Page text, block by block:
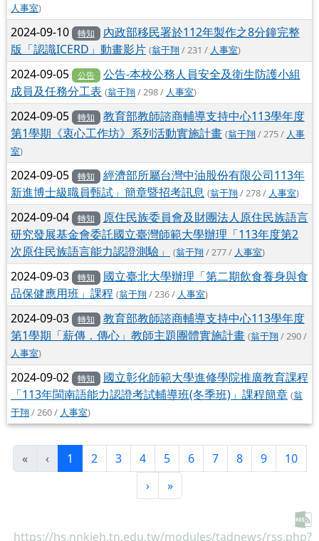
人事室)
2024-09-10 轉知
內政部移民署於112年製作之8分鐘完整
版「認識ICERD」動畫影片 (翁于翔 / 231 / 人事室)
2024-09-05 公告
公告-本校公務人員安全及衛生防護小組
成員及任務分工表 (翁于翔/ 298 / 人事室)
2024-09-05 轉知
教育部教師諮商輔導支持中心113學年度
第1學期《衷心工作坊》系列活動實施計畫 (翁于翔 / 275 / 人事
室)
2024-09-05 轉知
經濟部所屬台灣中油股份有限公司113年
新進博士級職員甄試」簡章暨招考訊息 (翁于翔/ 278 / 人事室)
2024-09-04 轉知
原住民族委員會及財團法人原住民族語言
研究發展基金會委託國立臺灣師範大學辦理「113年度第2
次原住民族語言能力認證測驗」
(翁于翔 / 277 / 人事室)
2024-09-03 轉知
國立臺北大學辦理「第二期飲食養身與食
品保健應用班」課程 (翁于翔/ 236 / 人事室)
2024-09-03 轉知
教育部教師諮商輔導支持中心113學年度
第1學期「薪傳．傳心」教師主題團體實施計畫 (翁于翔 / 290 /
人事室)
2024-09-02 轉知
國立彰化師範大學進修學院推廣教育課程
「113年閩南語能力認證考試輔導班(冬季班)」課程簡章 (翁
于翔/ 260 / 人事室)
« ‹ 1 (目前頁次)
2 3 4 5 6 7 8 9
10
›下一頁
»最後頁
https://hs.nnkieh.tn.edu.tw/modules/tadnews/rss.php?